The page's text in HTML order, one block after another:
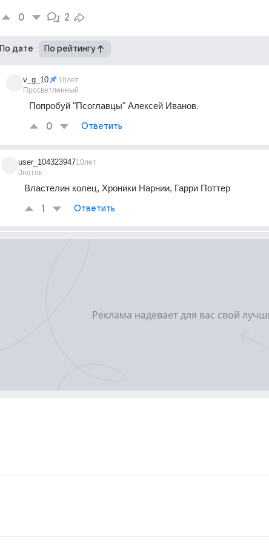
0 2
По дате По рейтингу
v_g_10
Просветленный
10лет
Попробуй "Псоглавцы" Алексей Иванов.
0 Ответить
user_104323947
Знаток
10лет
Властелин колец, Хроники Нарнии, Гарри Поттер
1 Ответить